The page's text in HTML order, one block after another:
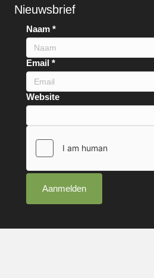
Nieuwsbrief
Naam *
Email *
Website
Aanmelden